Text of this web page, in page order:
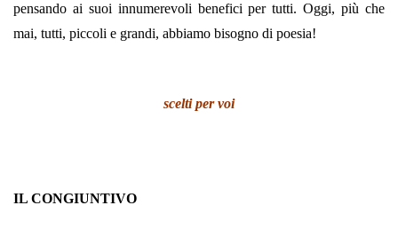
pensando ai suoi innumerevoli benefici per tutti. Oggi, più che
mai, tutti, piccoli e grandi, abbiamo bisogno di poesia!
scelti per voi
IL CONGIUNTIVO